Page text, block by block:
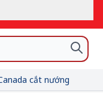
cắt nướng